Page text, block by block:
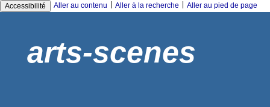
Accessibilité Aller au contenu Aller à la recherche Aller au pied de page
arts-scenes